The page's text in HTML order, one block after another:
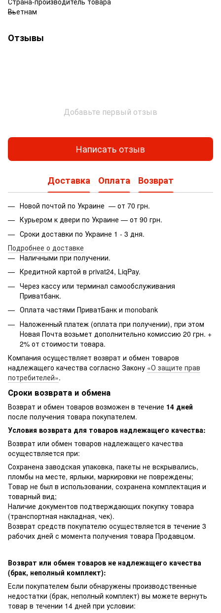
Вьетнам
Отзывы
Добавьте первый отзыв
Написать отзыв
Доставка Оплата Возврат
Новой почтой по Украине — от 70 грн.
Курьером к двери по Украине — от 90 грн.
Сроки доставки по Украине 1 - 3 дня.
Подробнее о доставке
Наличными при получении.
Кредитной картой в privat24, LiqPay.
Через кассу или терминал самообслуживания
Приватбанк.
Оплата частями ПриватБанк и monobank
Наложенный платеж (оплата при получении), при этом
Новая Почта возьмет дополнительно комиссию 20 грн. +
2% от стоимости товара.
Компания осуществляет возврат и обмен товаров
надлежащего качества согласно Закону «О защите прав
потребителей».
Сроки возврата и обмена
Возврат и обмен товаров возможен в течение 14 дней
после получения товара покупателем.
Условия возврата для товаров надлежащего качества:
Возврат или обмен товаров надлежащего качества
осуществляется при:
Сохранена заводская упаковка, пакеты не вскрывались,
пломбы на месте, ярлыки, маркировки не повреждены;
Товар не был в использовании, сохранена комплектация и
товарный вид;
Наличие документов подтверждающих покупку товара
(транспортная накладная, чек).
Возврат средств покупателю осуществляется в течение 3
рабочих дней с момента получения товара Продавцом.
Возврат или обмен товаров не надлежащего качества
(брак, неполный комплект):
Если покупателем были обнаружены производственные
недостатки (брак, неполный комплект) вы можете вернуть
товар в течении 14 дней при условии: